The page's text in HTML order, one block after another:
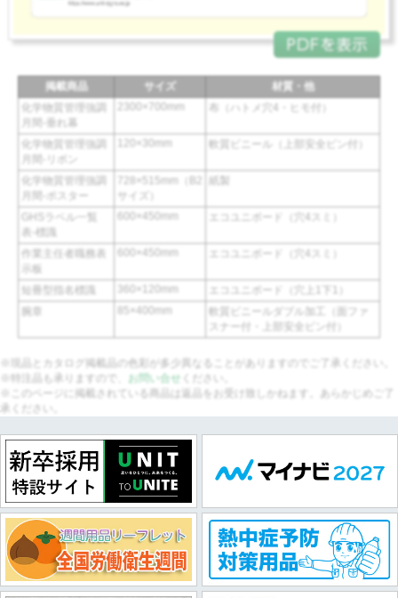
掲載商品 サイズ
材質・他
化学物質管理強調
月間-垂れ幕
2300×700mm 布（ハトメ穴4・ヒモ付）
化学物質管理強調
月間-リボン
120×30mm 軟質ビニール（上部安全ピン付）
化学物質管理強調
月間-ポスター
728×515mm（B2
サイズ）
紙製
GHSラベル一覧
表-標識
600×450mm エコユニボード（穴4スミ）
作業主任者職務表
示板
600×450mm エコユニボード（穴4スミ）
短冊型指名標識 360×120mm
エコユニボード（穴上1下1）
腕章
85×400mm
軟質ビニールダブル加工（面ファ
スナー付・上部安全ピン付）
※現品とカタログ掲載品の色彩が多少異なることがありますのでご了承ください。
※特注品も承りますので、 お問い合せ
ください。
※このページに掲載されている商品は返品をお受け致しかねます。あらかじめご了
承ください。